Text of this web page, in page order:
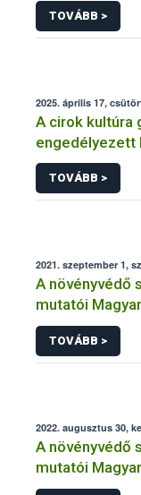
TOVÁBB >
2025. április 17,
A cirok kultúra
engedélyezett
TOVÁBB >
2021. szeptember 1,
A növényvédő
mutatói
TOVÁBB >
2022. augusztus 30,
A növényvédő
mutatói